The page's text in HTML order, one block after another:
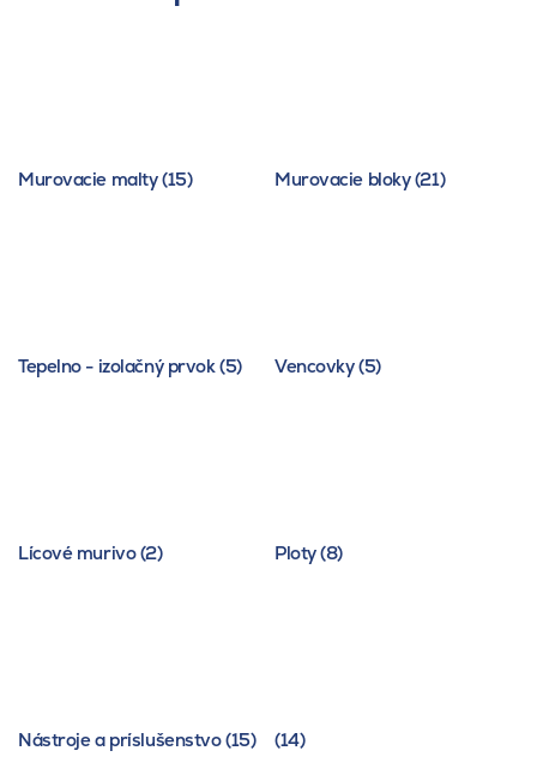
Murovacie malty (15) Murovacie bloky (21)
Tepelno - izolačný prvok (5) Vencovky (5)
Lícové murivo (2) Ploty (8)
Nástroje a príslušenstvo (15) (14)